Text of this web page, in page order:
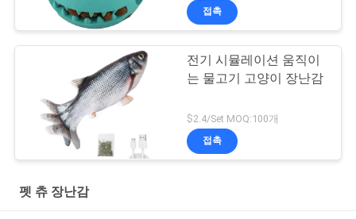
접촉
전기 시뮬레이션 움직이
는 물고기 고양이 장난감
$2.4/Set MOQ:100개
접촉
펫 츄 장난감